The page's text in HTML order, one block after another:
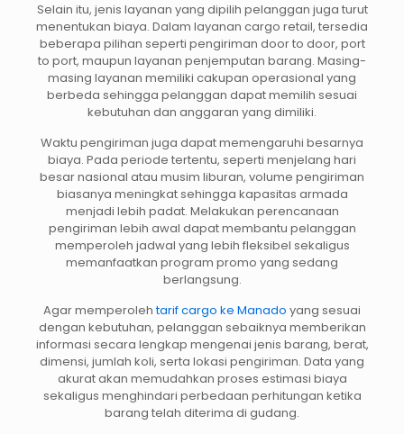
Selain itu, jenis layanan yang dipilih pelanggan juga turut
menentukan biaya. Dalam layanan cargo retail, tersedia
beberapa pilihan seperti pengiriman door to door, port
to port, maupun layanan penjemputan barang. Masing-
masing layanan memiliki cakupan operasional yang
berbeda sehingga pelanggan dapat memilih sesuai
kebutuhan dan anggaran yang dimiliki.
Waktu pengiriman juga dapat memengaruhi besarnya
biaya. Pada periode tertentu, seperti menjelang hari
besar nasional atau musim liburan, volume pengiriman
biasanya meningkat sehingga kapasitas armada
menjadi lebih padat. Melakukan perencanaan
pengiriman lebih awal dapat membantu pelanggan
memperoleh jadwal yang lebih fleksibel sekaligus
memanfaatkan program promo yang sedang
berlangsung.
Agar memperolehtarif cargo ke Manado yang sesuai
dengan kebutuhan, pelanggan sebaiknya memberikan
informasi secara lengkap mengenai jenis barang, berat,
dimensi, jumlah koli, serta lokasi pengiriman. Data yang
akurat akan memudahkan proses estimasi biaya
sekaligus menghindari perbedaan perhitungan ketika
barang telah diterima di gudang.